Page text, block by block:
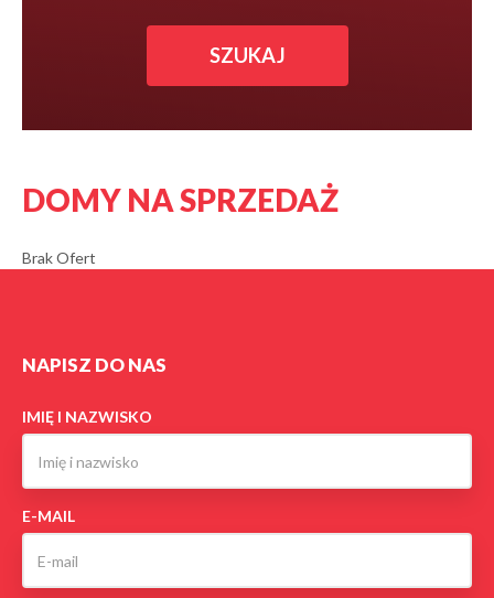
DOMY NA SPRZEDAŻ
Brak Ofert
NAPISZ DO NAS
IMIĘ I NAZWISKO
E-MAIL